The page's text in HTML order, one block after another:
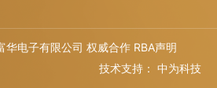
华电子有限公司 权威合作 RBA声明
技术支持： 中为科技